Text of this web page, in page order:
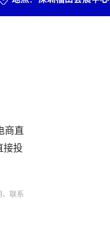
商直
接投
、联系